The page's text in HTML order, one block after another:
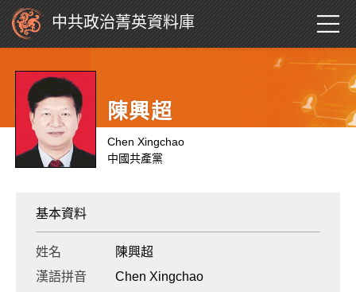
中共政治菁英資料庫
陳興超
Chen Xingchao
中國共產黨
基本資料
姓名
陳興超
漢語拼音
Chen Xingchao